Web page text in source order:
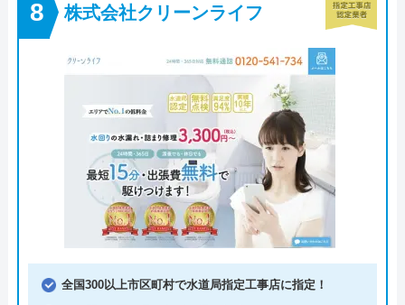
株式会社クリーンライフ
全国300以上市区町村で水道局指定工事店に指定！